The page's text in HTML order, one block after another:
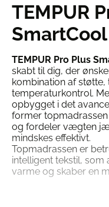
TEMPUR
TEMPUR Pro Plus
skabt til dig, der
kombination af
temperaturkontrol.
opbygget i det
former
og fordeler vægten
mindskes effektivt.
Topmadrassen er
intelligent tekstil,
varme og skaber en
maskinvaskes ved